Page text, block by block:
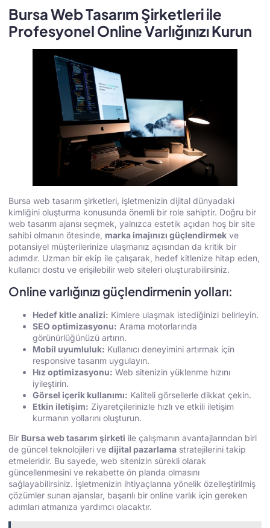
Bursa Web Tasarım Şirketleri ile
Profesyonel Online Varlığınızı Kurun
Bursa web tasarım şirketleri, işletmenizin dijital dünyadaki
kimliğini oluşturma konusunda önemli bir role sahiptir. Doğru bir
web tasarım ajansı seçmek, yalnızca estetik açıdan hoş bir site
sahibi olmanın ötesinde, marka imajınızı güçlendirmek ve
potansiyel müşterilerinize ulaşmanız açısından da kritik bir
adımdır. Uzman bir ekip ile çalışarak, hedef kitlenize hitap eden,
kullanıcı dostu ve erişilebilir web siteleri oluşturabilirsiniz.
Online varlığınızı güçlendirmenin yolları:
Hedef kitle analizi: Kimlere ulaşmak istediğinizi belirleyin.
SEO optimizasyonu: Arama motorlarında
görünürlüğünüzü artırın.
Mobil uyumluluk: Kullanıcı deneyimini artırmak için
responsive tasarım uygulayın.
Hız optimizasyonu: Web sitenizin yüklenme hızını
iyileştirin.
Görsel içerik kullanımı: Kaliteli görsellerle dikkat çekin.
Etkin iletişim: Ziyaretçilerinizle hızlı ve etkili iletişim
kurmanın yollarını oluşturun.
Bir Bursa web tasarım şirketi ile çalışmanın avantajlarından biri
de güncel teknolojileri ve dijital pazarlama stratejilerini takip
etmeleridir. Bu sayede, web sitenizin sürekli olarak
güncellenmesini ve rekabette ön planda olmasını
sağlayabilirsiniz. İşletmenizin ihtiyaçlarına yönelik özelleştirilmiş
çözümler sunan ajanslar, başarılı bir online varlık için gereken
adımları atmanıza yardımcı olacaktır.